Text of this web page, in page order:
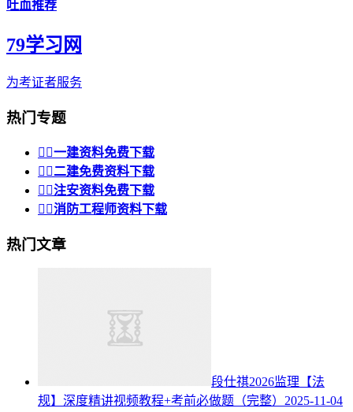
吐血推荐
79学习网
为考证者服务
热门专题
 一建资料免费下载
 二建免费资料下载
 注安资料免费下载
 消防工程师资料下载
热门文章
段仕祺2026监理【法
规】深度精讲视频教程+考前必做题（完整） 2025-11-04